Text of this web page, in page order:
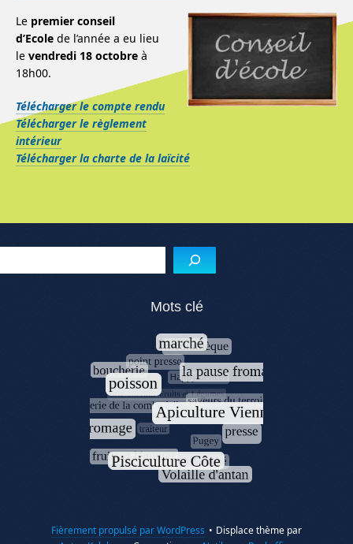
Le premier conseil
d’Ecole de l’année a eu lieu
le vendredi 18 octobre à
18h00.
Télécharger le compte rendu
Télécharger le règlement
intérieur
Télécharger la charte de la laïcité
Mots clé
Fièrement propulsé par WordPress • Displace thème par